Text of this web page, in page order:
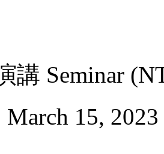
講 Seminar
15, 2023